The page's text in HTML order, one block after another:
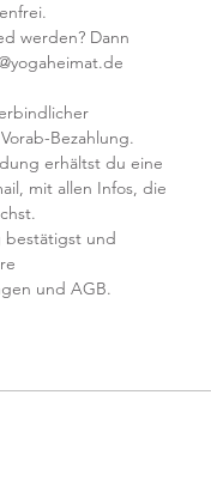
werden? Dann
Bezahlung.
erhältst du eine
mit allen Infos, die
und
und AGB.